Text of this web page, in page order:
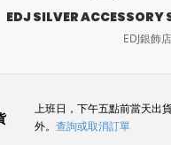
EDJ SILVER ACCESSORY
EDJ銀飾
上班日，下午五點前當天出
外。 查詢或取消訂單